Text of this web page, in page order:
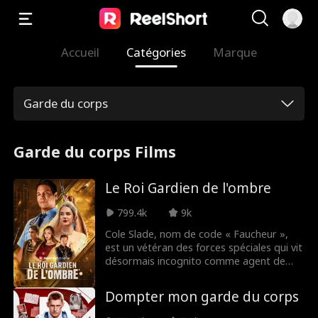
Accueil Catégories Marque
Garde du corps
Garde du corps Films
Le Roi Gardien de l'ombre
799.4k
9k
Cole Slade, nom de code « Faucheur »,
est un vétéran des forces spéciales qui vit
désormais incognito comme agent de
dernier vœu de son frère d'armes tombé
au combat, Alexander, en veillant sur sa
sœur cadette, Victoria. Le grand jour de
Dompter mon garde du corps